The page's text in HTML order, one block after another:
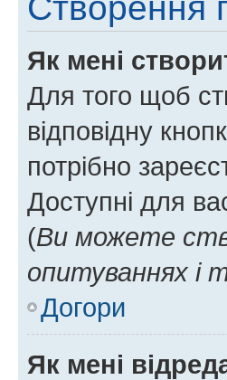
Як мені
Для того щоб
відповідну
потрібно
Доступні для
(Ви можете
опитуваннях і
Догори
Як мені